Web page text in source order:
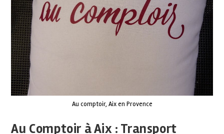
Au comptoir, Aix en Provence
Au Comptoir à Aix : Transport